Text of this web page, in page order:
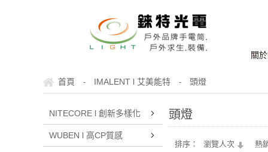
關
首頁 - IMALENT l 艾美能特 - 頭燈
NITECORE l 創新多樣化
WUBEN l 高CP質感
頭燈
排序： 瀏覽人次 熱